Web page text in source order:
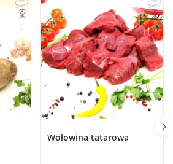
Wołowina tatarowa